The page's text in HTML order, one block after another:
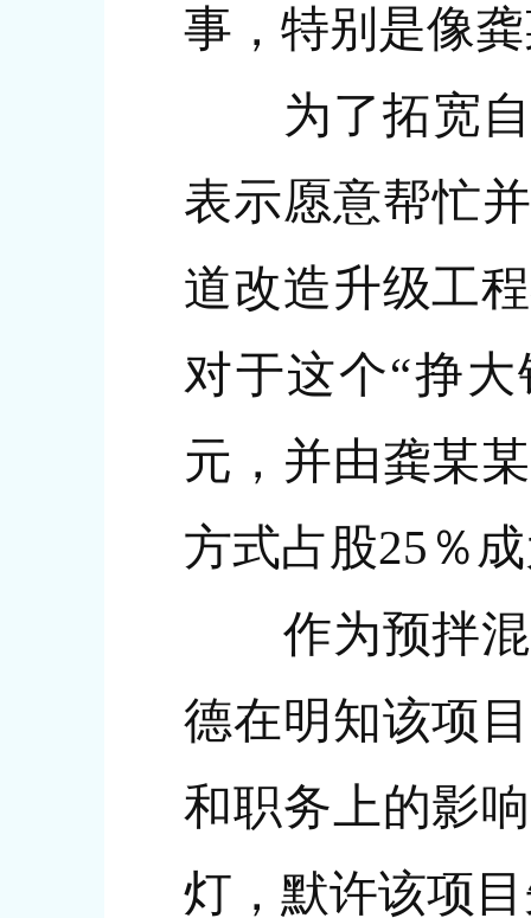
事，特别是像
为了拓宽自
表示愿意帮忙
道改造升级工
对于这个“挣
元，并由龚某
方式占股25％
作为预拌混
德在明知该项
和职务上的影
灯，默许该项